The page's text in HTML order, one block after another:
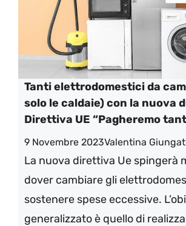
Tanti elettrodomestici da
solo le caldaie) con la nuova
Direttiva UE “Pagheremo
9 Novembre 2023Valentina
La nuova direttiva Ue spingerà
dover cambiare gli
sostenere spese eccessive.
generalizzato è quello di